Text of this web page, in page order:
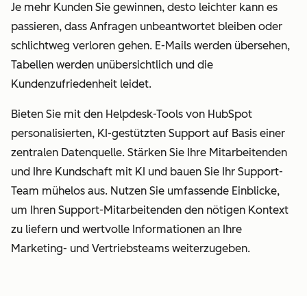
Je mehr Kunden Sie gewinnen, desto leichter kann es
passieren, dass Anfragen unbeantwortet bleiben oder
schlichtweg verloren gehen. E-Mails werden übersehen,
Tabellen werden unübersichtlich und die
Kundenzufriedenheit leidet.
Bieten Sie mit den Helpdesk-Tools von HubSpot
personalisierten, KI-gestützten Support auf Basis einer
zentralen Datenquelle. Stärken Sie Ihre Mitarbeitenden
und Ihre Kundschaft mit KI und bauen Sie Ihr Support-
Team mühelos aus. Nutzen Sie umfassende Einblicke,
um Ihren Support-Mitarbeitenden den nötigen Kontext
zu liefern und wertvolle Informationen an Ihre
Marketing- und Vertriebsteams weiterzugeben.